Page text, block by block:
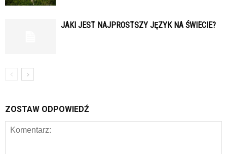
JAKI JEST NAJPROSTSZY JĘZYK NA ŚWIECIE?
ZOSTAW ODPOWIEDŹ